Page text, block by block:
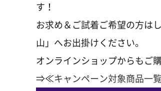
す！
お求め＆ご試着ご希望の方は
山」へお出掛けください。
オンラインショップからもご
⇒≪キャンペーン対象商品一